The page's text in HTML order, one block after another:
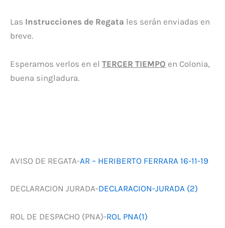
Las Instrucciones de Regata les serán enviadas en
breve.
Esperamos verlos en el TERCER TIEMPO en Colonia,
buena singladura.
AVISO DE REGATA-AR – HERIBERTO FERRARA 16-11-19
DECLARACION JURADA-DECLARACION-JURADA (2)
ROL DE DESPACHO (PNA)-ROL PNA(1)